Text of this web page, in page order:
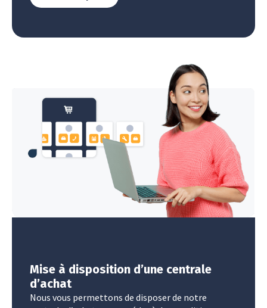
Mise à disposition d’une centrale
d’achat
Nous vous permettons de disposer de notre